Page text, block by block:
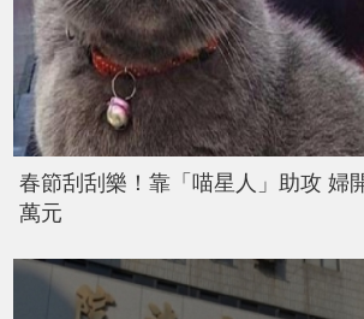
春節刮刮樂！靠「喵星人」助攻 婦
萬元